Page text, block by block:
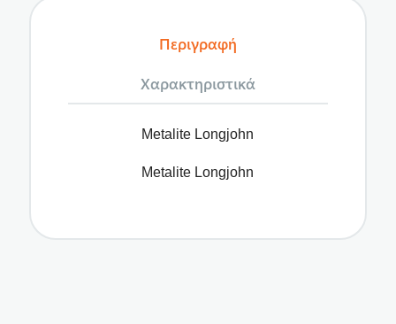
Περιγραφή
Χαρακτηριστικά
Metalite Longjohn
Metalite Longjohn